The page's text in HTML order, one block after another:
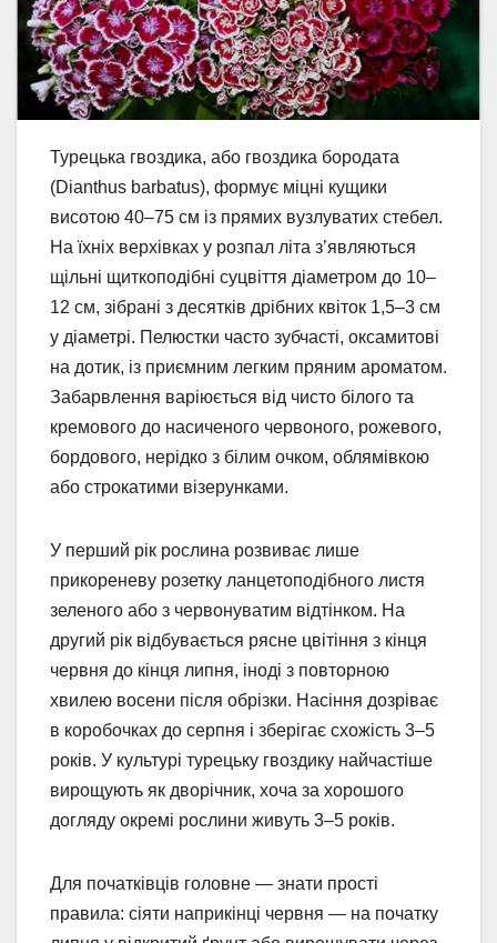
Турецька гвоздика, або гвоздика бородата
(Dianthus barbatus), формує міцні кущики
висотою 40–75 см із прямих вузлуватих стебел.
На їхніх верхівках у розпал літа з’являються
щільні щиткоподібні суцвіття діаметром до 10–
12 см, зібрані з десятків дрібних квіток 1,5–3 см
у діаметрі. Пелюстки часто зубчасті, оксамитові
на дотик, із приємним легким пряним ароматом.
Забарвлення варіюється від чисто білого та
кремового до насиченого червоного, рожевого,
бордового, нерідко з білим очком, облямівкою
або строкатими візерунками.
У перший рік рослина розвиває лише
прикореневу розетку ланцетоподібного листя
зеленого або з червонуватим відтінком. На
другий рік відбувається рясне цвітіння з кінця
червня до кінця липня, іноді з повторною
хвилею восени після обрізки. Насіння дозріває
в коробочках до серпня і зберігає схожість 3–5
років. У культурі турецьку гвоздику найчастіше
вирощують як дворічник, хоча за хорошого
догляду окремі рослини живуть 3–5 років.
Для початківців головне — знати прості
правила: сіяти наприкінці червня — на початку